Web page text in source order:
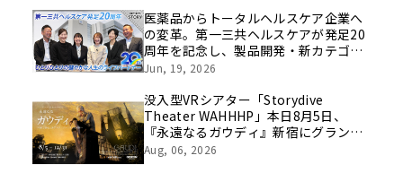
医薬品からトータルヘルスケア企業へ
の変革。第一三共ヘルスケアが発足20
周年を記念し、製品開発・新カテゴリ
挑戦の舞台や旧社統合時のエピソード
像を公開！
Jun, 19, 2026
没入型VRシアター「Storydive
Theater WAHHHP」本日8月5日、
『永遠なるガウディ』新宿にグランド
オープン
Aug, 06, 2026